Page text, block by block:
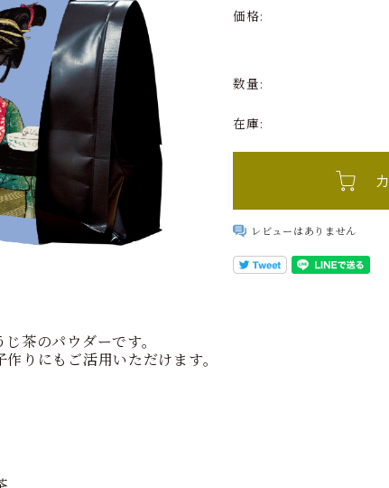
価格:
数量:
在庫:
レビューはありません
茶のパウダーです。
りにもご活用いただけます。